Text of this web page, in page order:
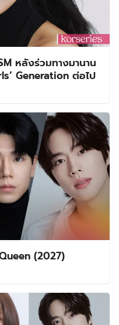
หลังร่วมทางมานาน
Generation ต่อไป
(2027)